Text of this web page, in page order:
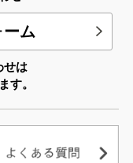
ーム
せは
す。